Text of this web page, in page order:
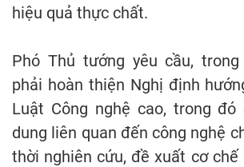
hiệu quả thực chất.
Phó Thủ tướng yêu cầu,
phải hoàn thiện Nghị định
Luật Công nghệ cao, trong
dung liên quan đến công nghệ
thời nghiên cứu, đề xuất cơ chế